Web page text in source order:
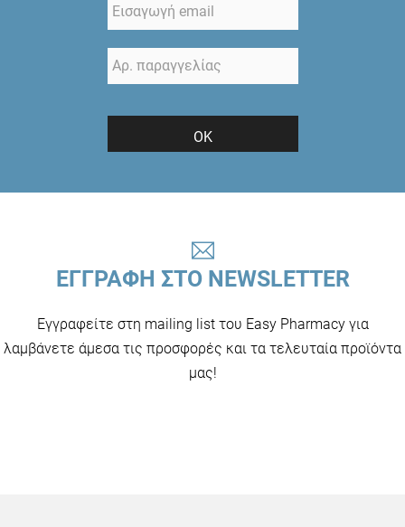
ΟΚ
ΕΓΓΡΑΦΗ ΣΤΟ NEWSLETTER
Εγγραφείτε στη mailing list του Easy Pharmacy για
λαμβάνετε άμεσα τις προσφορές και τα τελευταία προϊόντα
μας!